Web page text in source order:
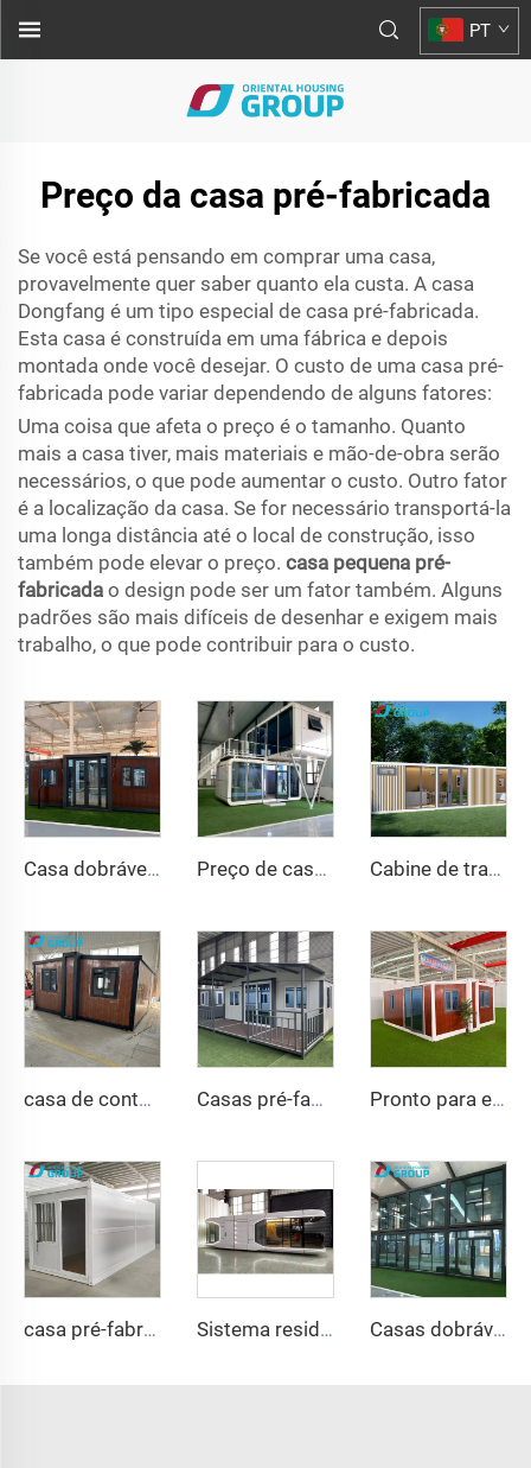
PT
Preço da casa pré-fabricada
Se você está pensando em comprar uma casa,
provavelmente quer saber quanto ela custa. A casa
Dongfang é um tipo especial de casa pré-fabricada.
Esta casa é construída em uma fábrica e depois
montada onde você desejar. O custo de uma casa pré-
fabricada pode variar dependendo de alguns fatores:
Uma coisa que afeta o preço é o tamanho. Quanto
mais a casa tiver, mais materiais e mão-de-obra serão
necessários, o que pode aumentar o custo. Outro fator
é a localização da casa. Se for necessário transportá-la
uma longa distância até o local de construção, isso
também pode elevar o preço. casa pequena pré-
fabricada o design pode ser um fator também. Alguns
padrões são mais difíceis de desenhar e exigem mais
trabalho, o que pode contribuir para o custo.
Casa dobrável de 20 pés e 40 pés, casa pré-fabricada, contêiner portátil, casa móvel expansível, casa modular pré-fabricada expansível de 3 quartos Preço de casa modular chinesa, casa cápsula, cabine pré-fabricada de maçã para venda, 20 pés Cabine de trabalho pré-fabricada e à prova de som, moderna, luxuosa, com estrutura de alumínio, estilo chinês, para hotéis, casas, inspirada na Apple Cabin
casa de contêiner pré-fabricada de luxo de 40 pés com 4 quartos, banheiro e cozinha, pronta para morar Casas pré-fabricadas em contêineres de qualidade chinesa de expansão rápida regular 20/40 pés Casa em contêiner expansível Morden com banheiro Pronto para enviar 40 pés 20 pés vila de aço leve de luxo banheiro completo pré-fabricado casa de contêiner expansível preço casa pré-fabricada
casa pré-fabricada de luxo de 20 pés, casa pré-fabricada dobrável, casa contêiner dobrável para venda Sistema residencial inteligente de fábrica da China, casa móvel de luxo, nova cápsula espacial, casa pré-fabricada em aço, contêiner para hotel e resort Casas dobráveis de luxo de alta qualidade e mais vendidas, casa de contêiner dobrável pré-fabricada com bom preço